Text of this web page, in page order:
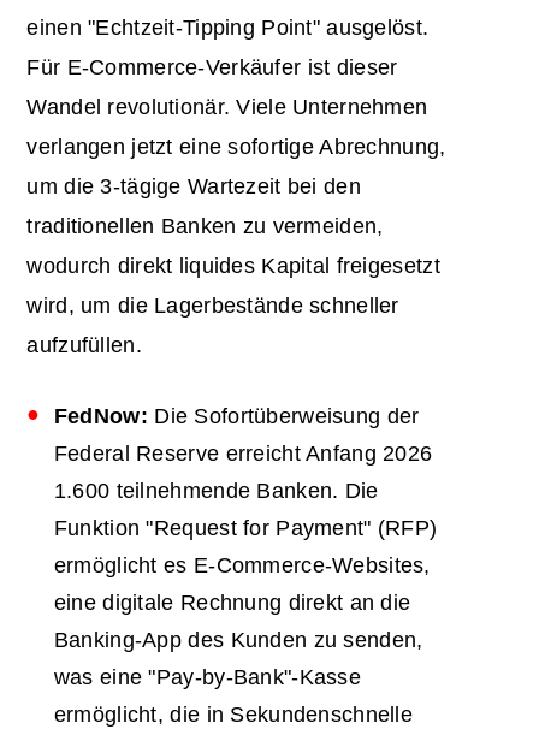
einen "Echtzeit-Tipping Point" ausgelöst.
Für E-Commerce-Verkäufer ist dieser
Wandel revolutionär. Viele Unternehmen
verlangen jetzt eine sofortige Abrechnung,
um die 3-tägige Wartezeit bei den
traditionellen Banken zu vermeiden,
wodurch direkt liquides Kapital freigesetzt
wird, um die Lagerbestände schneller
aufzufüllen.
FedNow: Die Sofortüberweisung der
Federal Reserve erreicht Anfang 2026
1.600 teilnehmende Banken. Die
Funktion "Request for Payment" (RFP)
ermöglicht es E-Commerce-Websites,
eine digitale Rechnung direkt an die
Banking-App des Kunden zu senden,
was eine "Pay-by-Bank"-Kasse
ermöglicht, die in Sekundenschnelle